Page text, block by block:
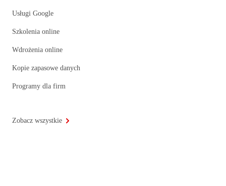
Usługi Google
Szkolenia online
Wdrożenia online
Kopie zapasowe danych
Programy dla firm
Zobacz wszystkie